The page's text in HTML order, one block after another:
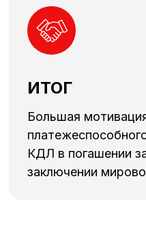
Большая
КДЛ в погашении
заключении
ИТОГ